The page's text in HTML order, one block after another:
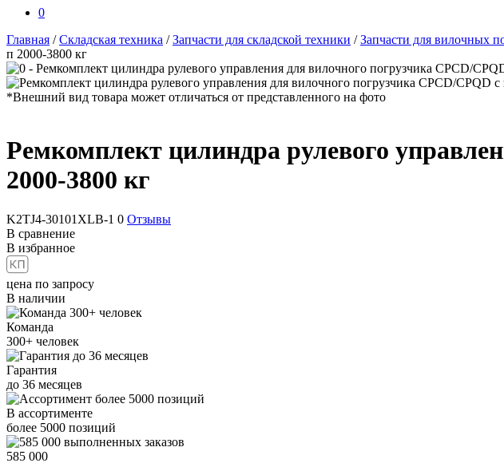
0
Главная /Складская техника /Запчасти для складской техники /Запчасти для вилочных
п 2000-3800 кг
*Внешний вид товара может отличаться от представленного на фото
Ремкомплект цилиндра рулевого
2000-3800 кг
K2TJ4-30101XLB-1 0 Отзывы
В сравнение
В избранное
цена по запросу
В наличии
Команда
300+ человек
Гарантия
до 36 месяцев
В ассортименте
более 5000 позиций
585 000